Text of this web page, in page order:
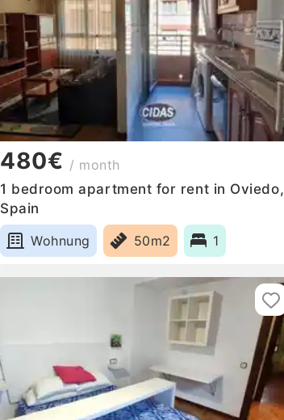
480€ / month
1 bedroom apartment for rent in Oviedo,
Spain
Wohnung
50m2 1